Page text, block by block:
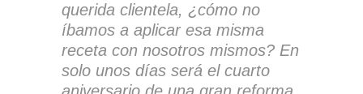
querida clientela, ¿cómo no
íbamos a aplicar esa misma
receta con nosotros mismos? En
solo unos días será el cuarto